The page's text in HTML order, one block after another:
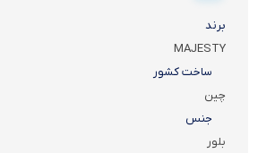
برند
MAJESTY
ساخت کشور
چین
جنس
بلور